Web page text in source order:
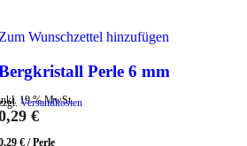
Wunschzettel hinzufügen
Perle 6 mm
19 % MwSt.
Versandkosten
€
€ /Perle